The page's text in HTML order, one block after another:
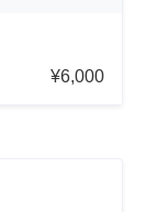
¥6,000